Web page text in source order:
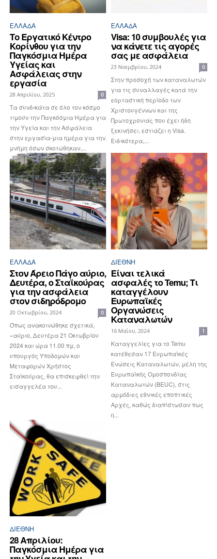
ΕΛΛΆΔΑ
Το Εργατικό Κέντρο
Κορίνθου για την
Παγκόσμια Ημέρα
Υγείας και
Ασφάλειας στην
εργασία
28 Απριλίου, 2025 0
Τα συνδικάτα σε όλο τον κόσμο
τιμούν την Παγκόσμια Ημέρα για
την Υγεία και την Ασφάλεια
στην εργασία-μια ημέρα για την
μνήμη όσων σκοτώθηκαν,...
ΕΛΛΆΔΑ
Visa: 10 συμβουλές για
να κάνετε τις αγορές
σας με ασφάλεια
23 Νοεμβρίου, 2024 0
Στην προσοχή των καταναλωτών
για τις συναλλαγές κατά την
εορταστική περίοδο των
Χριστουγέννων και της
Πρωτοχρονιάς που έχει ήδη
ξεκινήσει, εστιάζει η Visa.
Ειδικότερα,...
ΕΛΛΆΔΑ
Στον Άρειο Πάγο αύριο,
Δευτέρα, ο Σταϊκούρας
για την ασφάλεια
στον σιδηρόδρομο
20 Οκτωβρίου, 2024 0
Όπως ανακοινώθηκε σχετικά,
«αύριο, Δευτέρα 21 Οκτωβρίου
2024 και ώρα 11.00 πμ, ο
υπουργός Υποδομών και
Μεταφορών Χρήστος
Σταϊκούρας, θα επισκεφθεί την
εισαγγελέα του...
ΔΙΕΘΝΉ
Είναι τελικά
ασφαλές το Temu; Τι
καταγγέλουν
Ευρωπαϊκές
Οργανώσεις
Καταναλωτών
16 Μαΐου, 2024 1
Καταγγελίες για το Temu
κατέθεσαν 17 Ευρωπαϊκές
Ενώσεις Καταναλωτών, μέλη της
Ευρωπαϊκής Ομοσπονδίας
Καταναλωτών (BEUC), στις
αρμόδιες εθνικές εποπτικές
Αρχές, καθώς διαπίστωσαν πως
η...
ΔΙΕΘΝΉ
28 Απριλίου:
Παγκόσμια Ημέρα για